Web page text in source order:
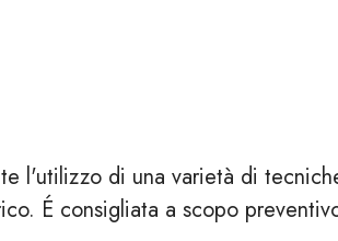
l'utilizzo di una varietà di
É consigliata a scopo